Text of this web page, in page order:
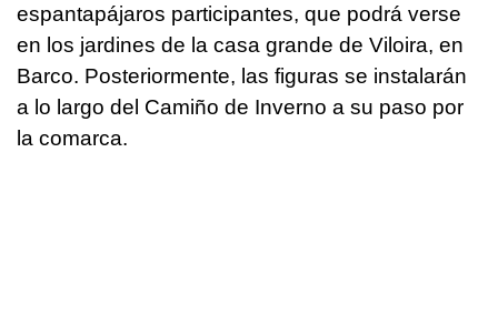
espantapájaros participantes, que podrá verse
en los jardines de la casa grande de Viloira, en
Barco. Posteriormente, las figuras se instalarán
a lo largo del Camiño de Inverno a su paso por
la comarca.